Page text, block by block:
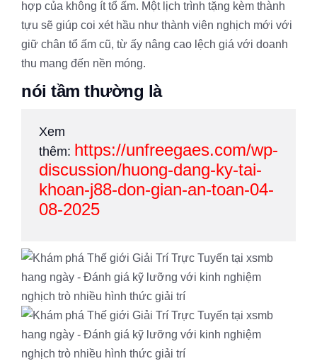
hợp của không ít tổ ấm. Một lịch trình tặng kèm thành
tựu sẽ giúp coi xét hầu như thành viên nghịch mới với
giữ chân tổ ấm cũ, từ ấy nâng cao lệch giá với doanh
thu mang đến nền móng.
nói tầm thường là
Xem
thêm: https://unfreegaes.com/wp-
discussion/huong-dang-ky-tai-
khoan-j88-don-gian-an-toan-04-
08-2025